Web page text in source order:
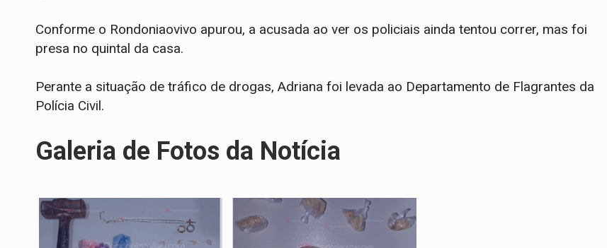
Conforme o Rondoniaovivo apurou, a acusada ao ver os policiais ainda tentou correr, mas foi
presa no quintal da casa.
Perante a situação de tráfico de drogas, Adriana foi levada ao Departamento de Flagrantes da
Polícia Civil.
Galeria de Fotos da Notícia